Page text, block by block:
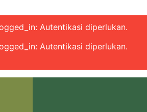
Autentikasi diperlukan.
Autentikasi diperlukan.